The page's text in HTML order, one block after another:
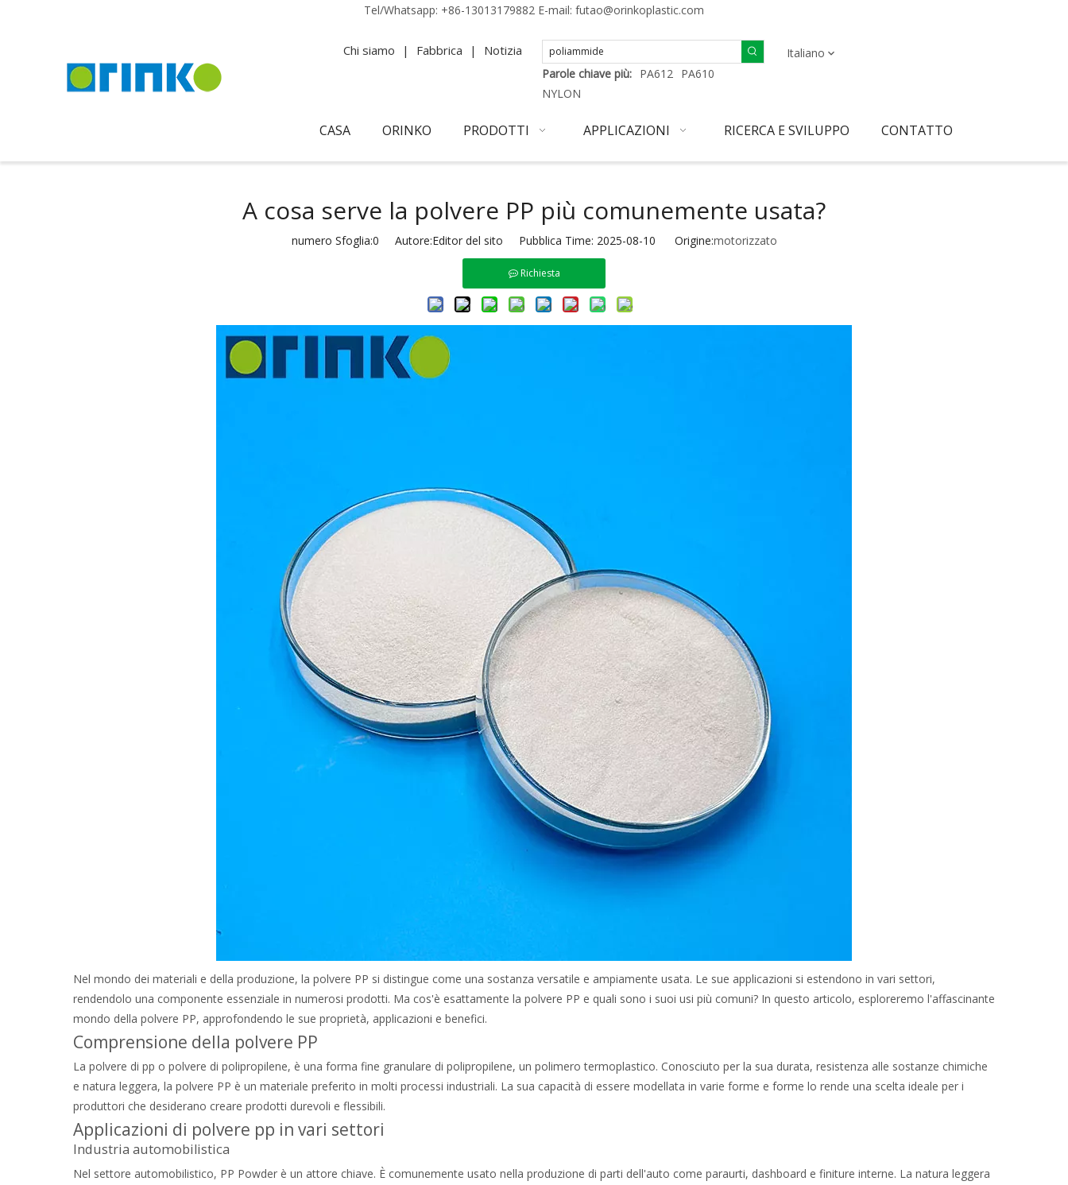
Tel/Whatsapp: +86-13013179882 E-mail: futao@orinkoplastic.com
Chi siamo | Fabbrica | Notizia
Parole chiave più: PA612 PA610
NYLON
Italiano
CASA ORINKO PRODOTTI APPLICAZIONI RICERCA E SVILUPPO CONTATTO
A cosa serve la polvere PP più comunemente usata?
numero Sfoglia:0 Autore:Editor del sito Pubblica Time: 2025-08-10 Origine:motorizzato
Richiesta
Nel mondo dei materiali e della produzione, la polvere PP si distingue come una sostanza versatile e ampiamente usata. Le sue applicazioni si estendono in vari settori,
rendendolo una componente essenziale in numerosi prodotti. Ma cos'è esattamente la polvere PP e quali sono i suoi usi più comuni? In questo articolo, esploreremo l'affascinante
mondo della polvere PP, approfondendo le sue proprietà, applicazioni e benefici.
Comprensione della polvere PP
La polvere di pp o polvere di polipropilene, è una forma fine granulare di polipropilene, un polimero termoplastico. Conosciuto per la sua durata, resistenza alle sostanze chimiche
e natura leggera, la polvere PP è un materiale preferito in molti processi industriali. La sua capacità di essere modellata in varie forme e forme lo rende una scelta ideale per i
produttori che desiderano creare prodotti durevoli e flessibili.
Applicazioni di polvere pp in vari settori
Industria automobilistica
Nel settore automobilistico, PP Powder è un attore chiave. È comunemente usato nella produzione di parti dell'auto come paraurti, dashboard e finiture interne. La natura leggera